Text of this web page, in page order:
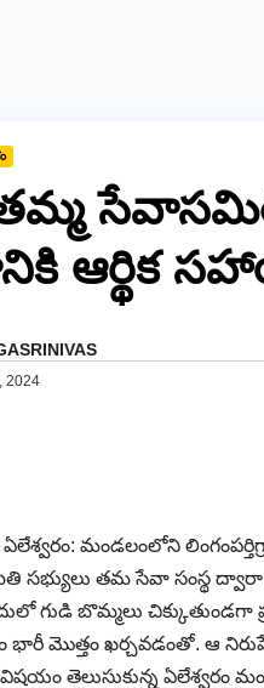
ఆర్థిక
2024
మండలంలోని
తమ సేవా సంస్థ ద్వారా
గుడి బొమ్మలు
భారీ మొత్తం ఖర్చవడంతో. ఆ
విషయం తెలుసుకున్న